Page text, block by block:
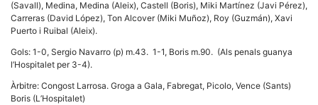
(Savall), Medina, Medina (Aleix), Castell (Boris), Miki Martínez (Javi Pérez),
Carreras (David López), Ton Alcover (Miki Muñoz), Roy (Guzmán), Xavi
Puerto i Ruibal (Aleix).
Gols: 1-0, Sergio Navarro (p) m.43. 1-1, Boris m.90. (Als penals guanya
l’Hospitalet per 3-4).
Àrbitre: Congost Larrosa. Groga a Gala, Fabregat, Picolo, Vence (Sants)
Boris (L’Hospitalet)